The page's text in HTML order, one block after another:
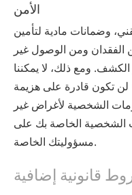
الأمن
وضمانات مادية لتأمين
ومن الوصول غير
الكشف. ومع ذلك، لا يمكننا
تكون قادرة على هزيمة
الشخصية لأغراض غير
الشخصية الخاصة بك على
مسؤوليتك الخاصة.
قانونية إضافية